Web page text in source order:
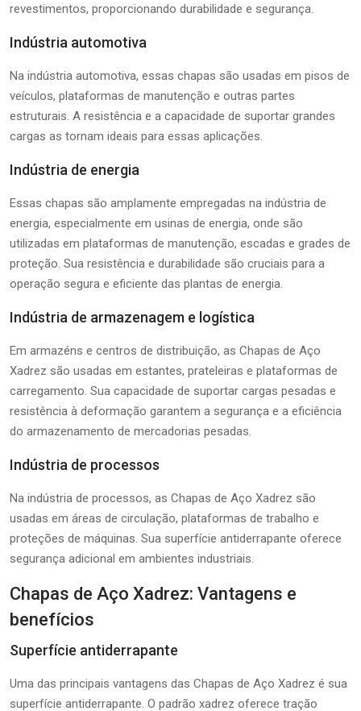
revestimentos, proporcionando durabilidade e segurança.
Indústria automotiva
Na indústria automotiva, essas chapas são usadas em pisos de
veículos, plataformas de manutenção e outras partes
estruturais. A resistência e a capacidade de suportar grandes
cargas as tornam ideais para essas aplicações.
Indústria de energia
Essas chapas são amplamente empregadas na indústria de
energia, especialmente em usinas de energia, onde são
utilizadas em plataformas de manutenção, escadas e grades de
proteção. Sua resistência e durabilidade são cruciais para a
operação segura e eficiente das plantas de energia.
Indústria de armazenagem e logística
Em armazéns e centros de distribuição, as Chapas de Aço
Xadrez são usadas em estantes, prateleiras e plataformas de
carregamento. Sua capacidade de suportar cargas pesadas e
resistência à deformação garantem a segurança e a eficiência
do armazenamento de mercadorias pesadas.
Indústria de processos
Na indústria de processos, as Chapas de Aço Xadrez são
usadas em áreas de circulação, plataformas de trabalho e
proteções de máquinas. Sua superfície antiderrapante oferece
segurança adicional em ambientes industriais.
Chapas de Aço Xadrez: Vantagens e
benefícios
Superfície antiderrapante
Uma das principais vantagens das Chapas de Aço Xadrez é sua
superfície antiderrapante. O padrão xadrez oferece tração